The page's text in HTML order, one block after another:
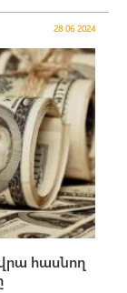
28 06 2024
հասնող